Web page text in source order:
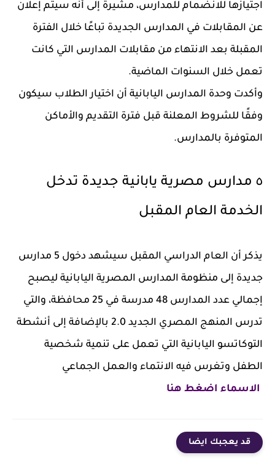
اجتيازها للانضمام للمدارس، مشيرة إلى أنه سيتم إعلان
عن المقابلات في المدارس الجديدة تباعًا خلال الفترة
المقبلة بعد الانتهاء من مقابلات المدارس التي كانت
تعمل خلال السنوات الماضية.
وأكدت وحدة المدارس اليابانية أن اختيار الطلاب سيكون
وفقًا للشروط المعلنة قبل فترة التقديم والأماكن
المتوفرة بالمدارس.
٥ مدارس مصرية يابانية جديدة تدخل
الخدمة العام المقبل
يذكر أن العام الدراسي المقبل سيشهد دخول 5 مدارس
جديدة إلى منظومة المدارس المصرية اليابانية ليصبح
إجمالي عدد المدارس 48 مدرسة في 25 محافظة، والتي
تدرس المنهج المصري الجديد 2.0 بالإضافة إلى أنشطة
التوكاتسو اليابانية التي تعمل على تنمية شخصية
الطفل وتغرس فيه الانتماء والعمل الجماعي
الاسماء اضغط هنا
قد يعجبك ايضا